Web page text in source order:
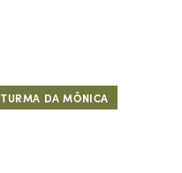
TURMA DA MÔNICA